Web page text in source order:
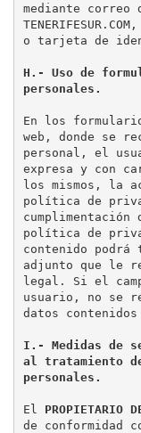
mediante correo
H.- Uso de
personales.
En los
web, donde se
personal, el
expresa y con
los mismos, la
política de
política de
contenido podrá
adjunto que le
legal. Si el
usuario, no se
datos
I.- Medidas de
al tratamiento
personales.
El PROPIETARIO
de conformidad